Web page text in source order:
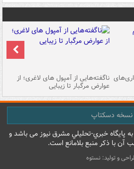
ناگفته‌هایی از آمپول های لاغری؛ از
عوارض مرگبار تا زیبایی
نسخه دسکتاپ
پایگاه خبري-تحليلي مشرق نيوز می باشد و
آن با ذکر منبع بلامانع است.
و تولید: نستوه